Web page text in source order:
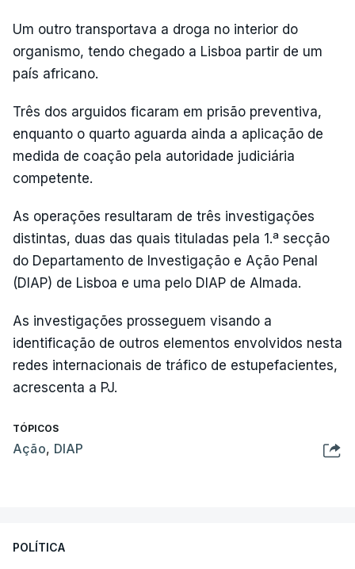
Um outro transportava a droga no interior do
organismo, tendo chegado a Lisboa partir de um
país africano.
Três dos arguidos ficaram em prisão preventiva,
enquanto o quarto aguarda ainda a aplicação de
medida de coação pela autoridade judiciária
competente.
As operações resultaram de três investigações
distintas, duas das quais tituladas pela 1.ª secção
do Departamento de Investigação e Ação Penal
(DIAP) de Lisboa e uma pelo DIAP de Almada.
As investigações prosseguem visando a
identificação de outros elementos envolvidos nesta
redes internacionais de tráfico de estupefacientes,
acrescenta a PJ.
TÓPICOS
Ação, DIAP
POLÍTICA